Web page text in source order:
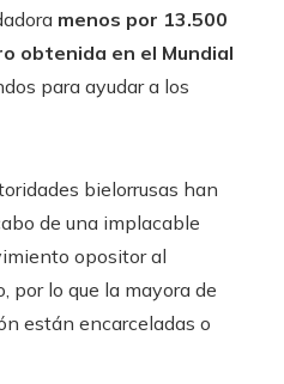
menos por 13.500
obtenida en el Mundial
para ayudar a los
bielorrusas han
de una implacable
opositor al
por lo que la mayora de
están encarceladas o